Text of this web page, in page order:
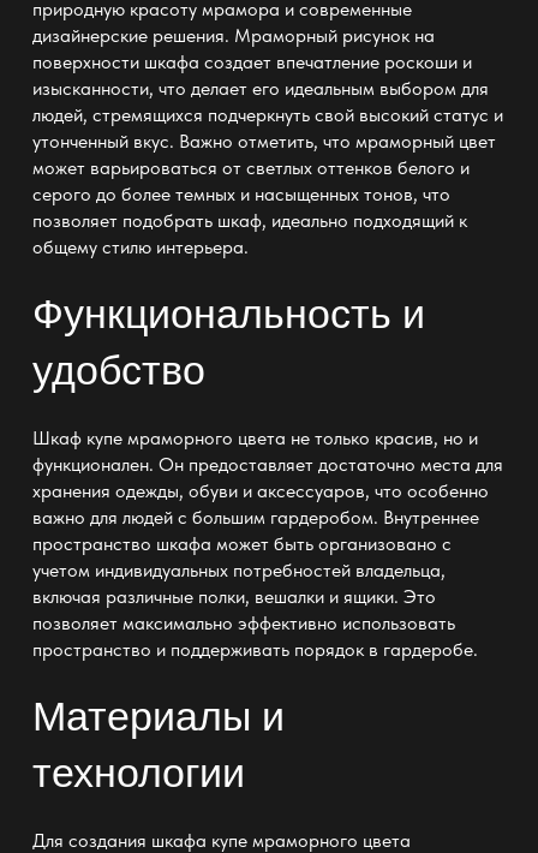
природную красоту мрамора и современные
дизайнерские решения. Мраморный рисунок на
поверхности шкафа создает впечатление роскоши и
изысканности, что делает его идеальным выбором для
людей, стремящихся подчеркнуть свой высокий статус и
утонченный вкус. Важно отметить, что мраморный цвет
может варьироваться от светлых оттенков белого и
серого до более темных и насыщенных тонов, что
позволяет подобрать шкаф, идеально подходящий к
общему стилю интерьера.
Функциональность и
удобство
Шкаф купе мраморного цвета не только красив, но и
функционален. Он предоставляет достаточно места для
хранения одежды, обуви и аксессуаров, что особенно
важно для людей с большим гардеробом. Внутреннее
пространство шкафа может быть организовано с
учетом индивидуальных потребностей владельца,
включая различные полки, вешалки и ящики. Это
позволяет максимально эффективно использовать
пространство и поддерживать порядок в гардеробе.
Материалы и
технологии
Для создания шкафа купе мраморного цвета